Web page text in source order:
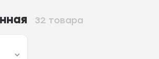
32 товара